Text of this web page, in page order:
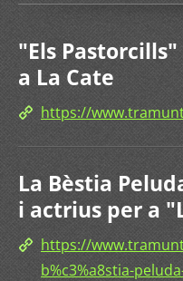
"Els
a La Cate
https://
La Bèstia
i actrius per a
https://
b%c3%a8stia-